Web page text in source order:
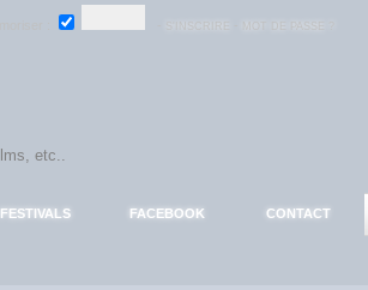
FESTIVALS FACEBOOK CONTACT